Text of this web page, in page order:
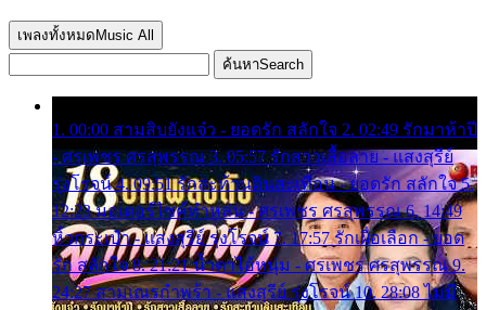
เพลงทั้งหมด Music All
ค้นหาSearch
1. 00:00 สามสิบยังแจ๋ว - ยอดรัก สลักใจ 2. 02:49 รักมาห้าปี
- ศรเพชร ศรสุพรรณ 3. 05:57 รักสาวเสื้อลาย - แสงสุรีย์
รุ่งโรจน์ 4. 09:51 รักสะท้านดินสะเทือน - ยอดรัก สลักใจ 5.
12:23 มอเตอร์ไซค์ทำหล่น - ศรเพชร ศรสุพรรณ 6. 14:49
หิ้วกระเป๋า - แสงสุรีย์ รุ่งโรจน์ 7. 17:57 รักเผื่อเลือก - ยอด
รัก สลักใจ 8. 21:21 น้ำตาไอ้หนุ่ม - ศรเพชร ศรสุพรรณ 9.
24:27 สามเณรกำพร้า - แสงสุรีย์ รุ่งโรจน์ 10. 28:08 ไม่มี